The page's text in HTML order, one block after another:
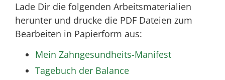
Lade Dir die folgenden Arbeitsmaterialien
herunter und drucke die PDF Dateien zum
Bearbeiten in Papierform aus:
Mein Zahngesundheits-Manifest
Tagebuch der Balance